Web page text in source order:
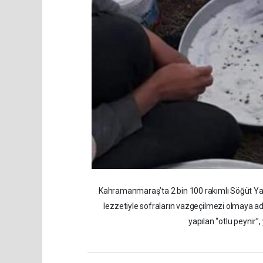
Kahramanmaraş’ta 2 bin 100 rakımlı Söğüt
lezzetiyle sofraların vazgeçilmezi olmaya
yapılan “otlu